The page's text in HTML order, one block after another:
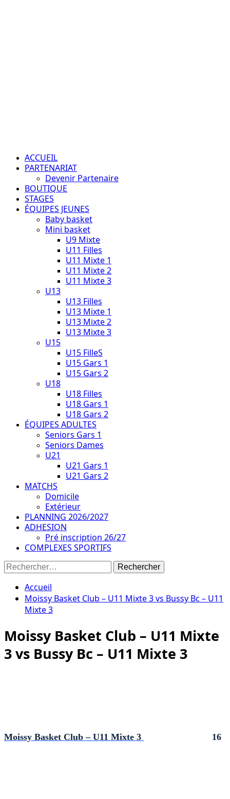
ACCUEIL
PARTENARIAT
Devenir Partenaire
BOUTIQUE
STAGES
ÉQUIPES JEUNES
Baby basket
Mini basket
U9 Mixte
U11 Filles
U11 Mixte 1
U11 Mixte 2
U11 Mixte 3
U13
U13 Filles
U13 Mixte 1
U13 Mixte 2
U13 Mixte 3
U15
U15 FilleS
U15 Gars 1
U15 Gars 2
U18
U18 Filles
U18 Gars 1
U18 Gars 2
ÉQUIPES ADULTES
Seniors Gars 1
Seniors Dames
U21
U21 Gars 1
U21 Gars 2
MATCHS
Domicile
Extérieur
PLANNING 2026/2027
ADHESION
Pré inscription 26/27
COMPLEXES SPORTIFS
Rechercher :
Accueil
Moissy Basket Club – U11 Mixte 3 vs Bussy Bc – U11
Mixte 3
Moissy Basket Club – U11 Mixte
3 vs Bussy Bc – U11 Mixte 3
Moissy Basket Club – U11 Mixte 3 16